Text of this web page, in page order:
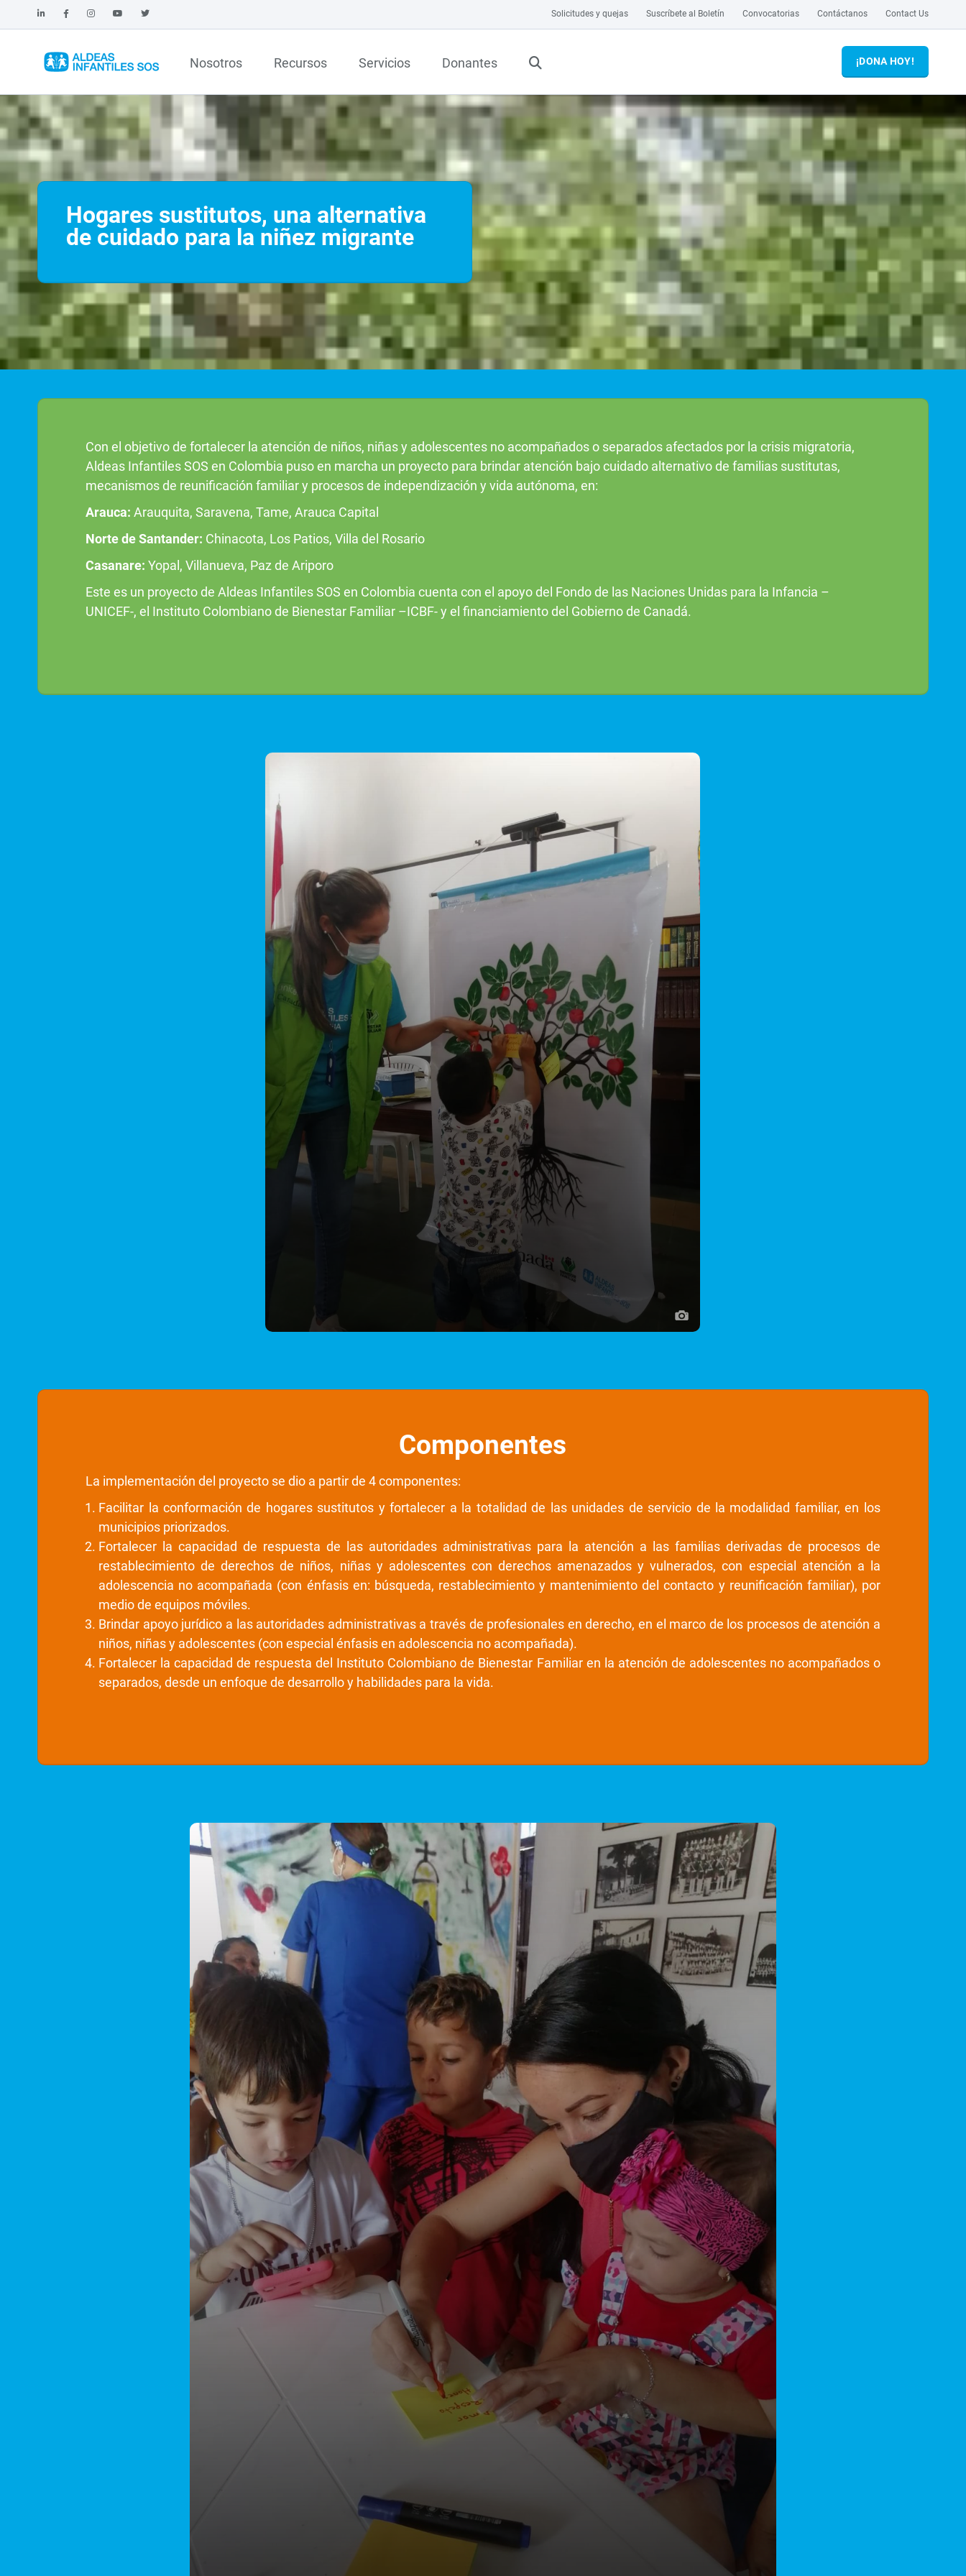
Solicitudes y quejas Suscríbete al Boletín Convocatorias Contáctanos Contact Us
Nosotros Recursos Servicios Donantes ¡DONA HOY!
Hogares sustitutos, una alternativa
de cuidado para la niñez migrante
Con el objetivo de fortalecer la atención de niños, niñas y adolescentes no acompañados o separados afectados por la crisis migratoria,
Aldeas Infantiles SOS en Colombia puso en marcha un proyecto para brindar atención bajo cuidado alternativo de familias sustitutas,
mecanismos de reunificación familiar y procesos de independización y vida autónoma, en:
Arauca:Arauquita, Saravena, Tame, Arauca Capital
Norte de Santander: Chinacota, Los Patios, Villa del Rosario
Casanare: Yopal, Villanueva, Paz de Ariporo
Este es un proyecto de Aldeas Infantiles SOS en Colombia cuenta con el apoyo del Fondo de las Naciones Unidas para la Infancia –
UNICEF-, el Instituto Colombiano de Bienestar Familiar –ICBF- y el financiamiento del Gobierno de Canadá.
Componentes
La implementación del proyecto se dio a partir de 4 componentes:
Facilitar la conformación de hogares sustitutos y fortalecer a la totalidad de las unidades de servicio de la modalidad familiar, en los
municipios priorizados.
Fortalecer la capacidad de respuesta de las autoridades administrativas para la atención a las familias derivadas de procesos de
restablecimiento de derechos de niños, niñas y adolescentes con derechos amenazados y vulnerados, con especial atención a la
adolescencia no acompañada (con énfasis en: búsqueda, restablecimiento y mantenimiento del contacto y reunificación familiar), por
medio de equipos móviles.
Brindar apoyo jurídico a las autoridades administrativas a través de profesionales en derecho, en el marco de los procesos de atención a
niños, niñas y adolescentes (con especial énfasis en adolescencia no acompañada).
Fortalecer la capacidad de respuesta del Instituto Colombiano de Bienestar Familiar en la atención de adolescentes no acompañados o
separados, desde un enfoque de desarrollo y habilidades para la vida.